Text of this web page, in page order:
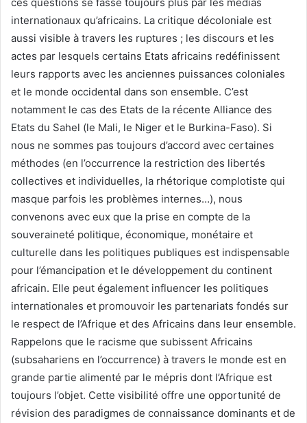
ces questions se fasse toujours plus par les médias
internationaux qu’africains. La critique décoloniale est
aussi visible à travers les ruptures ; les discours et les
actes par lesquels certains Etats africains redéfinissent
leurs rapports avec les anciennes puissances coloniales
et le monde occidental dans son ensemble. C’est
notamment le cas des Etats de la récente Alliance des
Etats du Sahel (le Mali, le Niger et le Burkina-Faso). Si
nous ne sommes pas toujours d’accord avec certaines
méthodes (en l’occurrence la restriction des libertés
collectives et individuelles, la rhétorique complotiste qui
masque parfois les problèmes internes…), nous
convenons avec eux que la prise en compte de la
souveraineté politique, économique, monétaire et
culturelle dans les politiques publiques est indispensable
pour l’émancipation et le développement du continent
africain. Elle peut également influencer les politiques
internationales et promouvoir les partenariats fondés sur
le respect de l’Afrique et des Africains dans leur ensemble.
Rappelons que le racisme que subissent Africains
(subsahariens en l’occurrence) à travers le monde est en
grande partie alimenté par le mépris dont l’Afrique est
toujours l’objet. Cette visibilité offre une opportunité de
révision des paradigmes de connaissance dominants et de